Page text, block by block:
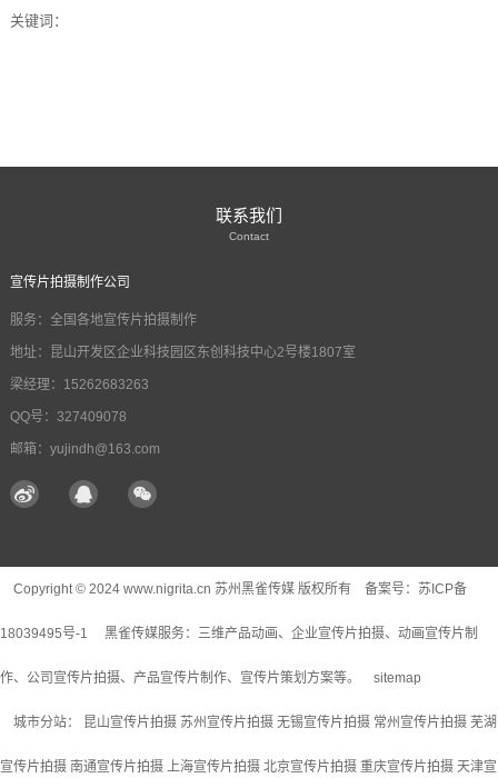
关键词：
联系我们
Contact
宣传片拍摄制作公司
服务：全国各地宣传片拍摄制作
地址：昆山开发区企业科技园区东创科技中心2号楼1807室
梁经理：15262683263
QQ号：327409078
邮箱：yujindh@163.com
Copyright © 2024 www.nigrita.cn 苏州黑雀传媒 版权所有 备案号： 苏ICP备
18039495号-1 黑雀传媒服务： 三维产品动画、企业宣传片拍摄、动画宣传片制
作、公司宣传片拍摄、产品宣传片制作、宣传片策划方案等。 sitemap
城市分站： 昆山宣传片拍摄 苏州宣传片拍摄 无锡宣传片拍摄 常州宣传片拍摄 芜湖
宣传片拍摄 南通宣传片拍摄 上海宣传片拍摄 北京宣传片拍摄 重庆宣传片拍摄 天津宣